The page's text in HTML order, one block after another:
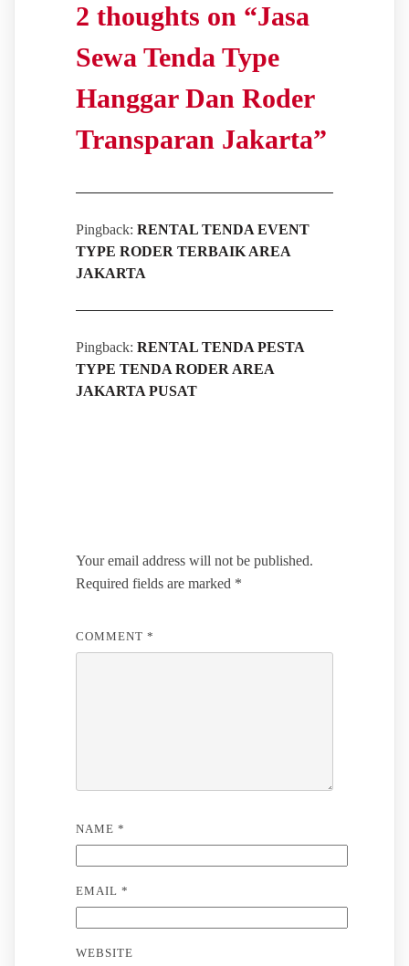
2 thoughts on “Jasa
Sewa Tenda Type
Hanggar Dan Roder
Transparan Jakarta”
Pingback: RENTAL TENDA EVENT
TYPE RODER TERBAIK AREA
JAKARTA
Pingback: RENTAL TENDA PESTA
TYPE TENDA RODER AREA
JAKARTA PUSAT
Your email address will not be published.
Required fields are marked *
COMMENT *
NAME *
EMAIL *
WEBSITE